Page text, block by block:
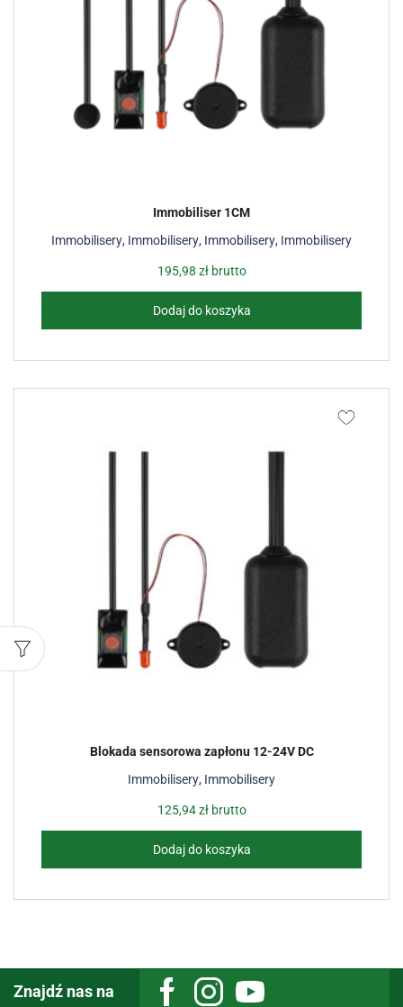
Immobilisery, Immobilisery, Immobilisery, Immobilisery
Immobiliser 1CM
195,98 złbrutto
Dodaj do koszyka
Immobilisery, Immobilisery
Blokada sensorowa zapłonu 12-24V DC
125,94złbrutto
Dodaj do koszyka
Znajdź nas na FacebookInstagramYoutube